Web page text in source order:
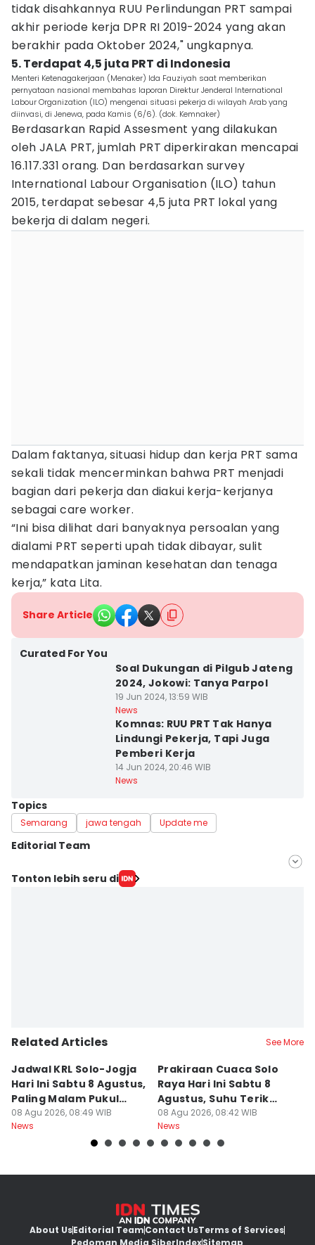
tidak disahkannya RUU Perlindungan PRT sampai
akhir periode kerja DPR RI 2019-2024 yang akan
berakhir pada Oktober 2024," ungkapnya.
5. Terdapat 4,5 juta PRT di Indonesia
Menteri Ketenagakerjaan (Menaker) Ida Fauziyah saat memberikan
pernyataan nasional membahas laporan Direktur Jenderal International
Labour Organization (ILO) mengenai situasi pekerja di wilayah Arab yang
diinvasi, di Jenewa, pada Kamis (6/6). (dok. Kemnaker)
Berdasarkan Rapid Assesment yang dilakukan
oleh JALA PRT, jumlah PRT diperkirakan mencapai
16.117.331 orang. Dan berdasarkan survey
International Labour Organisation (ILO) tahun
2015, terdapat sebesar 4,5 juta PRT lokal yang
bekerja di dalam negeri.
Dalam faktanya, situasi hidup dan kerja PRT sama
sekali tidak mencerminkan bahwa PRT menjadi
bagian dari pekerja dan diakui kerja-kerjanya
sebagai care worker.
“Ini bisa dilihat dari banyaknya persoalan yang
dialami PRT seperti upah tidak dibayar, sulit
mendapatkan jaminan kesehatan dan tenaga
kerja,” kata Lita.
Share Article
Curated For You
Soal Dukungan di Pilgub Jateng
2024, Jokowi: Tanya Parpol
19 Jun 2024, 13:59 WIB
News
Komnas: RUU PRT Tak Hanya
Lindungi Pekerja, Tapi Juga
Pemberi Kerja
14 Jun 2024, 20:46 WIB
News
Topics
Semarang jawa tengah Update me
Editorial Team
Editor
Tonton lebih seru di
Related Articles See More
Jadwal KRL Solo-Jogja
Hari Ini Sabtu 8 Agustus,
Paling Malam Pukul
20.42
08 Agu 2026, 08:49 WIB
News
Prakiraan Cuaca Solo
Raya Hari Ini Sabtu 8
Agustus, Suhu Terik
Capai 34 Derajat
08 Agu 2026, 08:42 WIB
News
About UsEditorial TeamContact UsTerms of Services
Pedoman Media SiberIndexSitemap